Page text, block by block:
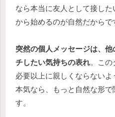
なら本当に友人として接し
から始めるのが自然だからで
突然の個人メッセージは、
チしたい気持ちの表れ。この
必要以上に親しくならない
本気なら、もっと自然な形
す。